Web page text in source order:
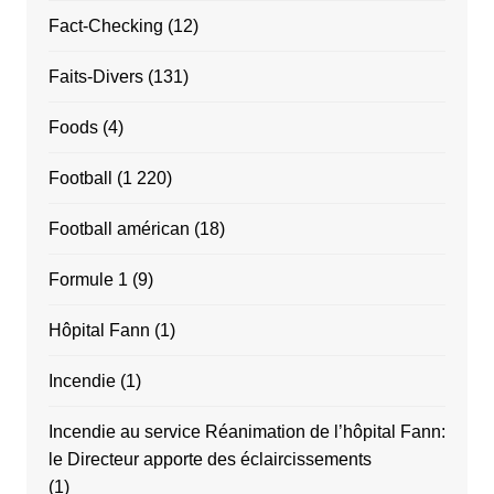
Fact-Checking (12)
Faits-Divers(131)
Foods(4)
Football (1 220)
Football américan (18)
Formule 1 (9)
Hôpital Fann (1)
Incendie(1)
Incendie au service Réanimation de l’hôpital Fann:
le Directeur apporte des éclaircissements
(1)